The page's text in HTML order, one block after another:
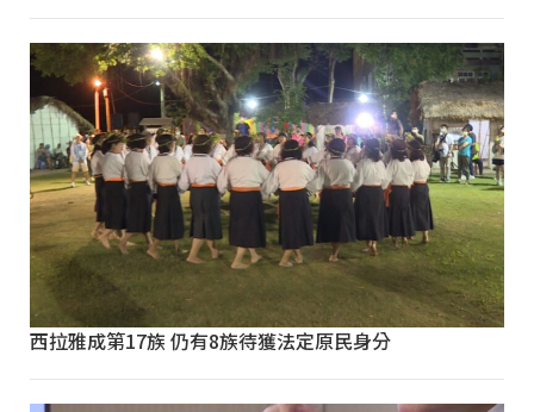
西拉雅成第17族 仍有8族待獲法定原民身分